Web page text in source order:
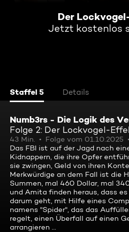
Der
Jetzt kostenlos
Staffel 5 Details
Numb3rs - Die Logik des
Folge 2: Der Lockvogel-
43 Min. Folge vom 01.10.2025
Das FBI ist auf der Jagd nach
Kidnappern, die ihre Opfer
sie zwingen, Geld von ihren
Merkwürdige an dem Fall ist die
Summen, mal 460 Dollar, mal
und Amita finden heraus, dass
darum geht, mit Hilfe eines
namens "Spider", das das
regelt, einen Überfall auf einen
arrangieren ...